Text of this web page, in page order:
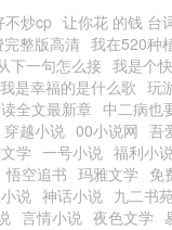
不炒cp 让你花 的钱 台
整版高清 我在520种
下一句怎么接 我是个
是幸福的是什么歌 玩
全文最新章 中二病也
穿越小说 00小说网 吾
学 一号小说 福利小
悟空追书 玛雅文学 免
说 神话小说 九二书
言情小说 夜色文学